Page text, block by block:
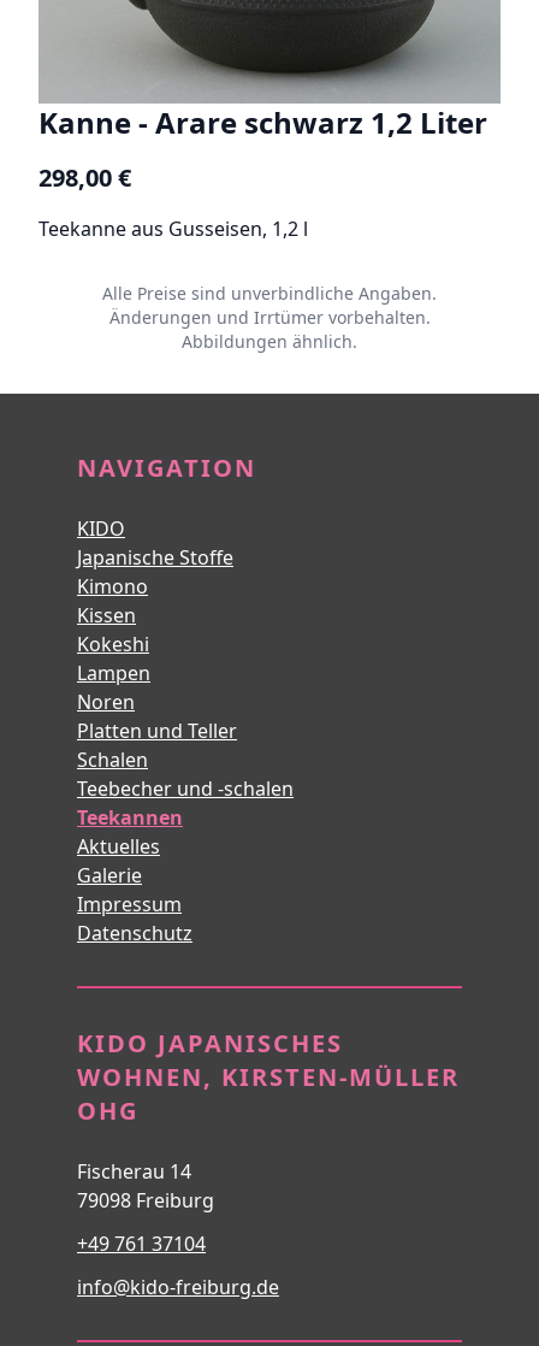
Kanne - Arare schwarz 1,2 Liter
298,00 €
Teekanne aus Gusseisen, 1,2 l
Alle Preise sind unverbindliche Angaben.
Änderungen und Irrtümer vorbehalten.
Abbildungen ähnlich.
FOOTER-
NAVIGATION
KIDO
Japanische Stoffe
Kimono
Kissen
Kokeshi
Lampen
Noren
Platten und Teller
Schalen
Teebecher und -schalen
Teekannen
Aktuelles
Galerie
Impressum
Datenschutz
KIDO JAPANISCHES
WOHNEN, KIRSTEN-MÜLLER
OHG
Fischerau 14
79098 Freiburg
+49 761 37104
info@kido-freiburg.de